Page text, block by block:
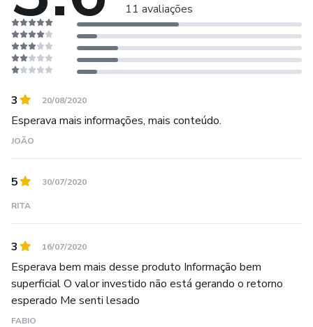
11 avaliações
3 20/08/2020
Esperava mais informações, mais conteúdo.
JOÃO
5 30/07/2020
RITA
3 16/07/2020
Esperava bem mais desse produto Informação bem
superficial O valor investido não está gerando o retorno
esperado Me senti lesado
FABIO